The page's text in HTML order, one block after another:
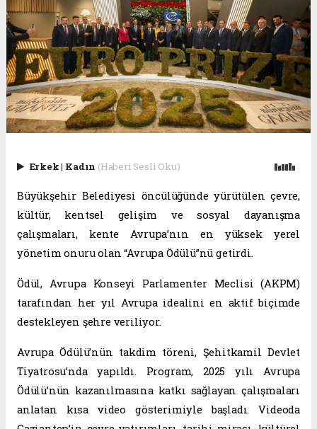
Erkek| Kadın (Haberi Sesli Oku)
Büyükşehir Belediyesi öncülüğünde yürütülen çevre,
kültür, kentsel gelişim ve sosyal dayanışma
çalışmaları, kente Avrupa’nın en yüksek yerel
yönetim onuru olan “Avrupa Ödülü”nü getirdi.
Ödül, Avrupa Konseyi Parlamenter Meclisi (AKPM)
tarafından her yıl Avrupa idealini en aktif biçimde
destekleyen şehre veriliyor.
Avrupa Ödülü’nün takdim töreni, Şehitkamil Devlet
Tiyatrosu’nda yapıldı. Program, 2025 yılı Avrupa
Ödülü’nün kazanılmasına katkı sağlayan çalışmaları
anlatan kısa video gösterimiyle başladı. Videoda